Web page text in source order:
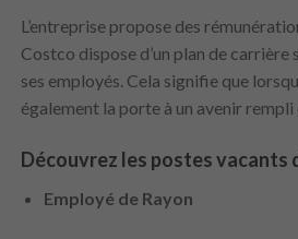
L’entreprise propose des
Costco dispose d’un plan de
ses employés. Cela signifie que
également la porte à un avenir
Découvrez les postes vacants
Employé de Rayon